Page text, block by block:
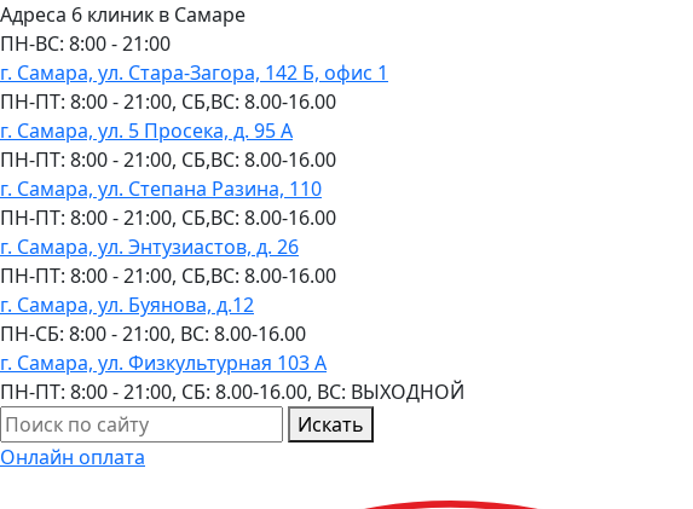
Адреса 6 клиник в Самаре
ПН-ВC: 8:00 - 21:00
г. Самара, ул. Стара-Загора, 142 Б, офис 1
ПН-ПТ: 8:00 - 21:00, СБ,ВС: 8.00-16.00
г. Самара, ул. 5 Просека, д. 95 А
ПН-ПТ: 8:00 - 21:00, СБ,ВС: 8.00-16.00
г. Самара, ул. Степана Разина, 110
ПН-ПТ: 8:00 - 21:00, СБ,ВС: 8.00-16.00
г. Самара, ул. Энтузиастов, д. 26
ПН-ПТ: 8:00 - 21:00, СБ,ВС: 8.00-16.00
г. Самара, ул. Буянова, д.12
ПН-СБ: 8:00 - 21:00, ВС: 8.00-16.00
г. Самара, ул. Физкультурная 103 А
ПН-ПТ: 8:00 - 21:00, СБ: 8.00-16.00, ВС: ВЫХОДНОЙ
Искать
Онлайн оплата